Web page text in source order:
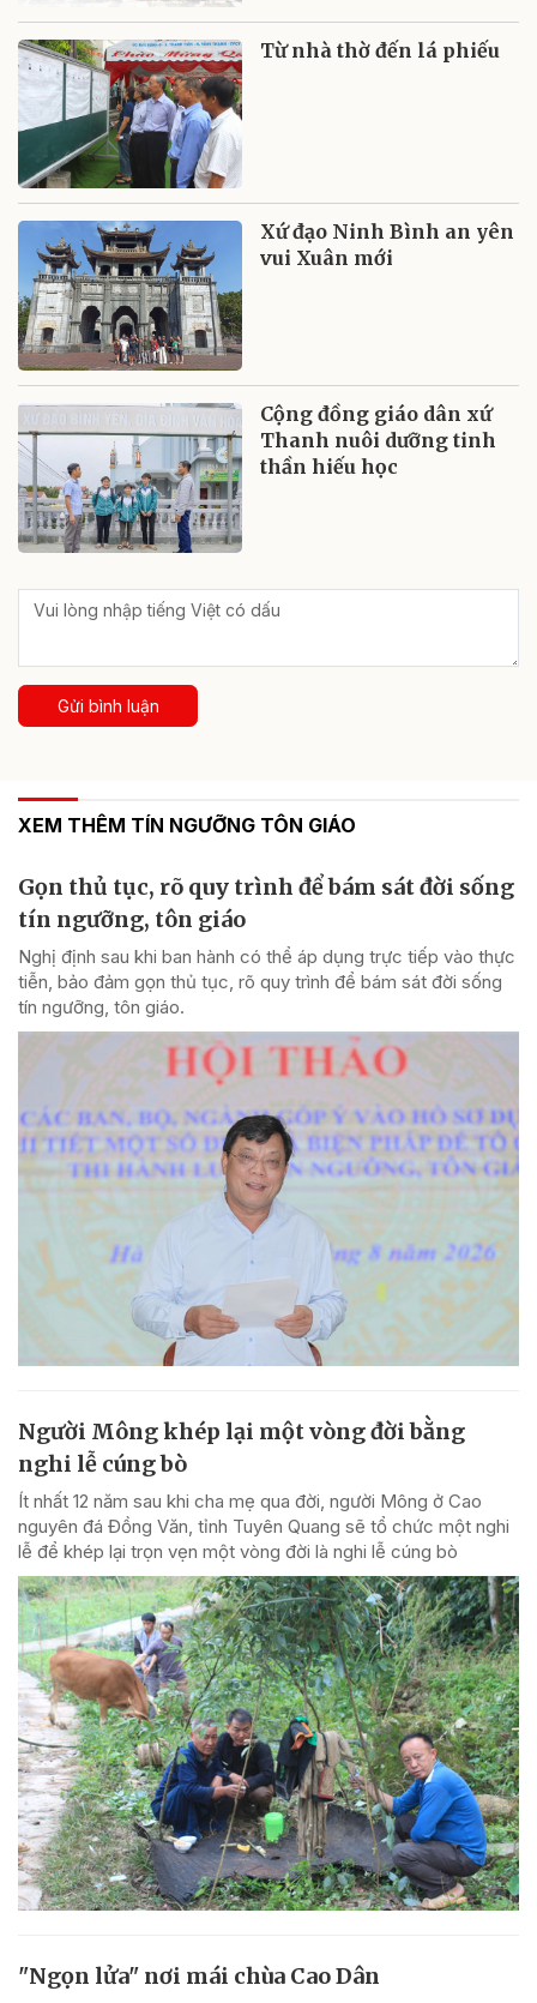
Từ nhà thờ đến lá phiếu
Xứ đạo Ninh Bình an yên
vui Xuân mới
Cộng đồng giáo dân xứ
Thanh nuôi dưỡng tinh
thần hiếu học
Gửi bình luận
XEM THÊM TÍN NGƯỠNG TÔN GIÁO
Gọn thủ tục, rõ quy trình để bám sát đời sống
tín ngưỡng, tôn giáo
Nghị định sau khi ban hành có thể áp dụng trực tiếp vào thực
tiễn, bảo đảm gọn thủ tục, rõ quy trình để bám sát đời sống
tín ngưỡng, tôn giáo.
Người Mông khép lại một vòng đời bằng
nghi lễ cúng bò
Ít nhất 12 năm sau khi cha mẹ qua đời, người Mông ở Cao
nguyên đá Đồng Văn, tỉnh Tuyên Quang sẽ tổ chức một nghi
lễ để khép lại trọn vẹn một vòng đời là nghi lễ cúng bò
"Ngọn lửa" nơi mái chùa Cao Dân